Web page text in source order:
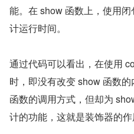
能。在 show 函数上，使用
计运行时间。
通过代码可以看出，在使用
时，即没有改变 show 函数
函数的调用方式，但却为
计的功能，这就是装饰器的作